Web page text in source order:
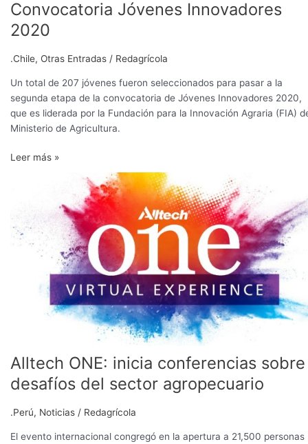
Convocatoria Jóvenes Innovadores
2020
.Chile, Otras Entradas / Redagrícola
Un total de 207 jóvenes fueron seleccionados para pasar a la
segunda etapa de la convocatoria de Jóvenes Innovadores 2020,
que es liderada por la Fundación para la Innovación Agraria (FIA)
Ministerio de Agricultura.
200
propuestas
carrera
en
Convocatoria
Jóvenes
2020
Leer más »
Alltech ONE: inicia conferencias sobre
desafíos del sector agropecuario
.Perú, Noticias / Redagrícola
El evento internacional congregó en la apertura a 21,500 personas
conferencias
sobre
desafíos
agropecuario